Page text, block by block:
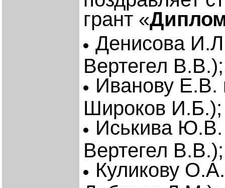
грант «
Денисова
Вертегел В.В.);
Иванову Е.В.
Широков И.Б.);
Иськива Ю.В.
Вертегел В.В.);
Куликову